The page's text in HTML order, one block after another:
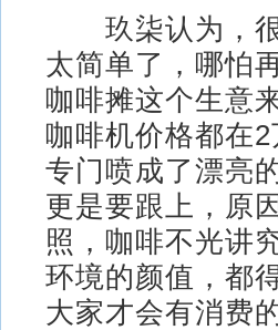
玖柒认为，很
太简单了，哪怕
咖啡摊这个生意
咖啡机价格都在
专门喷成了漂亮
更是要跟上，原
照，咖啡不光讲
环境的颜值，都
大家才会有消费的